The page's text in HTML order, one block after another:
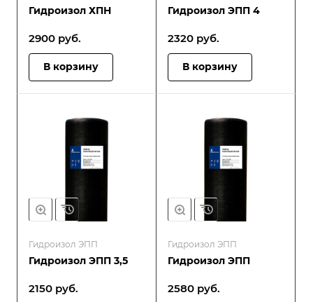
Гидроизол ХПН
2900 руб.
В корзину
Гидроизол ЭПП 4
2320 руб.
В корзину
Гидроизол ЭПП
Гидроизол ЭПП 3,5
2150 руб.
Гидроизол ЭПП
Гидроизол ЭПП
2580 руб.